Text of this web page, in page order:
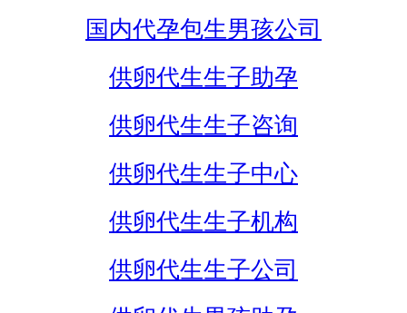
国内代孕包生男孩公司
供卵代生生子助孕
供卵代生生子咨询
供卵代生生子中心
供卵代生生子机构
供卵代生生子公司